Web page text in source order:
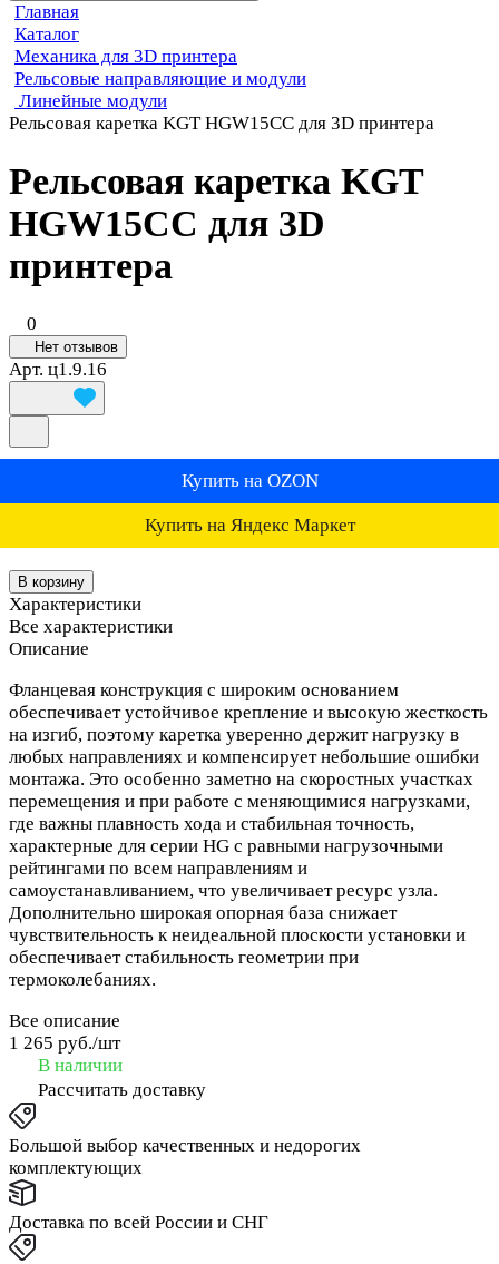
Главная
Каталог
Механика для 3D принтера
Рельсовые направляющие и модули
Линейные модули
Рельсовая каретка KGT HGW15CC для 3D принтера
Рельсовая каретка KGT
HGW15CC для 3D
принтера
0
Нет отзывов
Арт. ц1.9.16
Купить на OZON
Купить на Яндекс Маркет
В корзину
Характеристики
Все характеристики
Описание
Фланцевая конструкция с широким основанием
обеспечивает устойчивое крепление и высокую жесткость
на изгиб, поэтому каретка уверенно держит нагрузку в
любых направлениях и компенсирует небольшие ошибки
монтажа. Это особенно заметно на скоростных участках
перемещения и при работе с меняющимися нагрузками,
где важны плавность хода и стабильная точность,
характерные для серии HG с равными нагрузочными
рейтингами по всем направлениям и
самоустанавливанием, что увеличивает ресурс узла.
Дополнительно широкая опорная база снижает
чувствительность к неидеальной плоскости установки и
обеспечивает стабильность геометрии при
термоколебаниях.
Все описание
1 265 руб./шт
В наличии
Рассчитать доставку
Большой выбор качественных и недорогих
комплектующих
Доставка по всей России и СНГ